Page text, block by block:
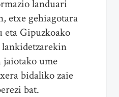
landuari
etxe gehiagotara
eta Gipuzkoako
jaiotako ume
bidaliko zaie
bat.